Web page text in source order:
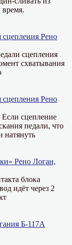
время.
Рено
сцепления
схватывания
Рено
сцепление
педали, что
натянуть
Рено Логан,
блока
идёт через 2
Б-117А